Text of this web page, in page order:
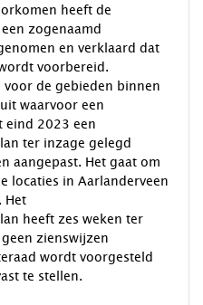
heeft de
zogenaamd
en verklaard dat
voorbereid.
de gebieden binnen
waarvoor een
eind 2023 een
ter inzage gelegd
aangepast. Het gaat om
locaties in Aarlanderveen
Het
heeft zes weken ter
zienswijzen
wordt voorgesteld
te stellen.